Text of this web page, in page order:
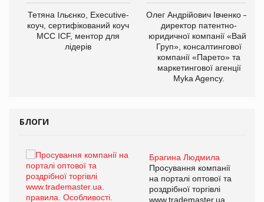
Тетяна Ільєнко, Executive-
коуч, сертифікований коуч
МСС ICF, ментор для
лідерів
Олег Андрійович Івченко —
директор патентно-
юридичної компанії «Вайз
Груп», консалтингової
компанії «Парето» та
маркетингової агенції
Myka Agency.
БЛОГИ
Брагина Людмила
Просування компанії
на порталі оптової та
роздрібної торгівлі
www.trademaster.ua.